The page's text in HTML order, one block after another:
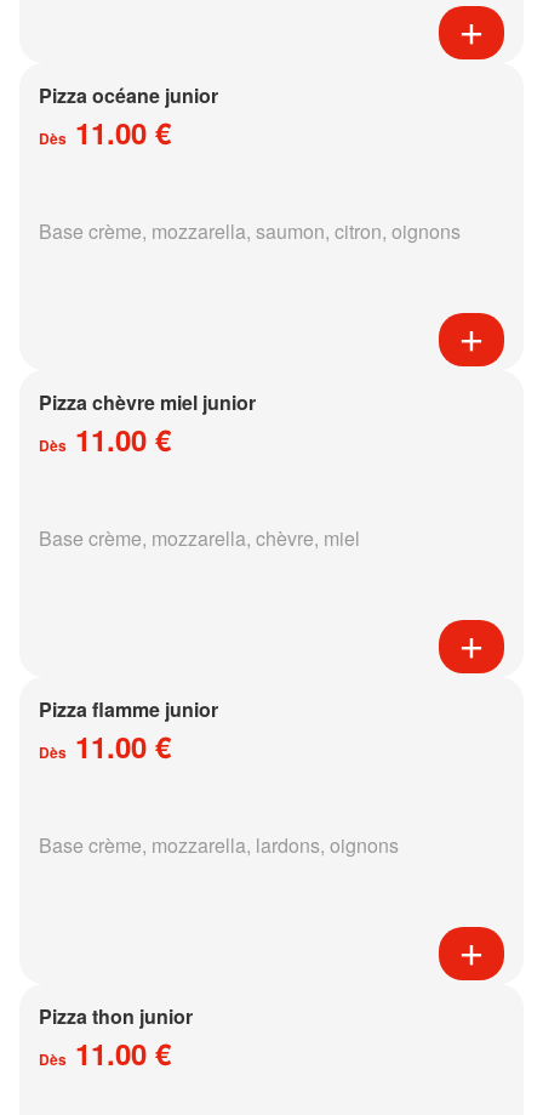
Pizza océane junior
Dès 11.00 €
Base crème, mozzarella, saumon, citron, oignons
Pizza chèvre miel junior
Dès 11.00 €
Base crème, mozzarella, chèvre, miel
Pizza flamme junior
Dès 11.00 €
Base crème, mozzarella, lardons, oignons
Pizza thon junior
Dès 11.00 €